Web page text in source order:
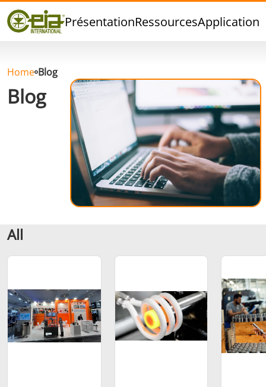
PrésentationRessourcesApplications
Qualité
Événements
Brasage Argent Brasage Etain Brasage
Home Blog
Blog
All